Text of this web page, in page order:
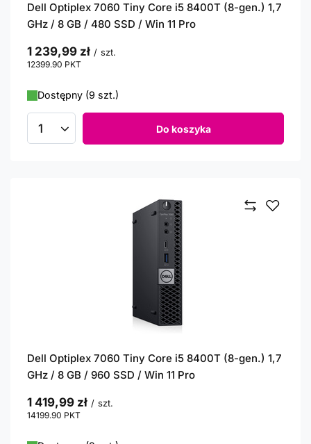
Dell Optiplex 7060 Tiny Core i5 8400T (8-gen.) 1,7
GHz / 8 GB / 480 SSD / Win 11 Pro
1 239,99 zł / szt.
12399.90 PKT
Dostępny (9 szt.)
Ilość produktów Do koszyka
Dell Optiplex 7060 Tiny Core i5 8400T (8-gen.) 1,7
GHz / 8 GB / 960 SSD / Win 11 Pro
1 419,99 zł / szt.
14199.90 PKT